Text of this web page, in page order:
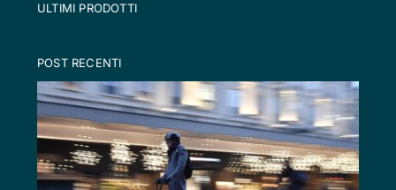
ULTIMI PRODOTTI
POST RECENTI